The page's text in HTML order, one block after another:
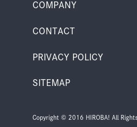
COMPANY
CONTACT
PRIVACY POLICY
SITEMAP
Copyright © 2016 HIROBA! All Rights